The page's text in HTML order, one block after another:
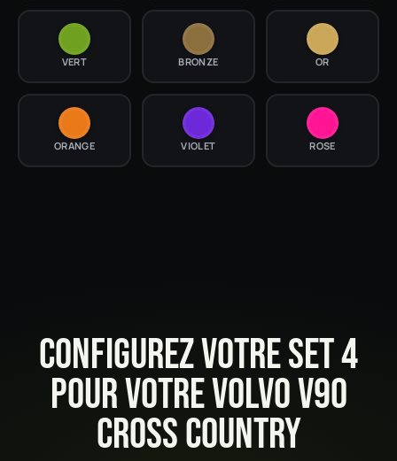
VERT BRONZE OR
ORANGE VIOLET ROSE
CONFIGUREZ VOTRE SET 4
POUR VOTRE VOLVO V90
CROSS COUNTRY